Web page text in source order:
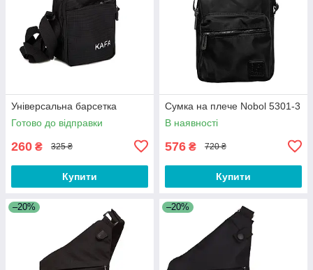
Універсальна барсетка
Готово до відправки
260 ₴ 325 ₴
Купити
Сумка на плече Nobol 5301-3
В наявності
576 ₴ 720 ₴
Купити
–20% –20%